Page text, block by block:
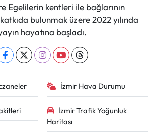
Egelilerin kentleri ile bağlarının
bulunmak üzere 2022 yılında
hayatına başladı.
İzmir Hava Durumu
İzmir Trafik Yoğunluk
Haritası